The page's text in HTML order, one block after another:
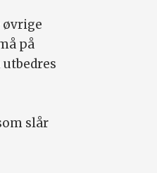
øvrige
på
slår